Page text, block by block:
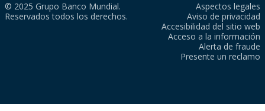
© 2025 Grupo Banco Mundial.
Reservados todos los derechos.
Aspectos legales
Aviso de privacidad
Accesibilidad del sitio web
Acceso a la información
Alerta de fraude
Presente un reclamo